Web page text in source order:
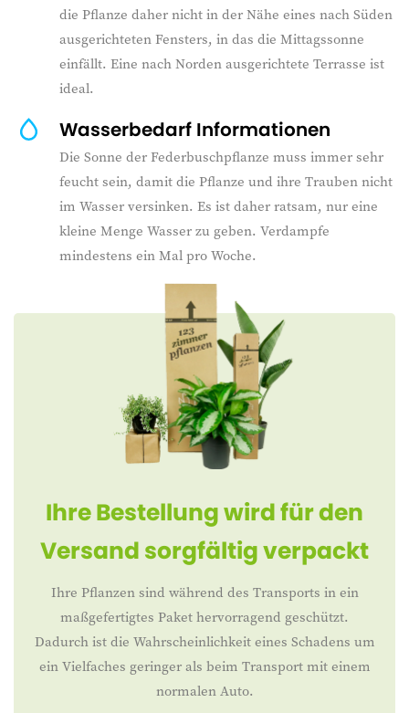
die Pflanze daher nicht in der Nähe eines nach Süden
ausgerichteten Fensters, in das die Mittagssonne
einfällt. Eine nach Norden ausgerichtete Terrasse ist
ideal.
Wasserbedarf Informationen
Die Sonne der Federbuschpflanze muss immer sehr
feucht sein, damit die Pflanze und ihre Trauben nicht
im Wasser versinken. Es ist daher ratsam, nur eine
kleine Menge Wasser zu geben. Verdampfe
mindestens ein Mal pro Woche.
Ihre Bestellung wird für den
Versand sorgfältig verpackt
Ihre Pflanzen sind während des Transports in ein
maßgefertigtes Paket hervorragend geschützt.
Dadurch ist die Wahrscheinlichkeit eines Schadens um
ein Vielfaches geringer als beim Transport mit einem
normalen Auto.